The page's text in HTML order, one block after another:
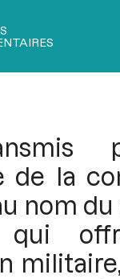
de la
nom
qui